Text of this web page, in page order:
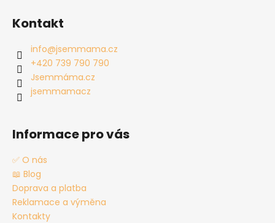
Kontakt
info@jsemmama.cz
+420 739 790 790
Jsemmáma.cz
jsemmamacz
Informace pro vás
✅ O nás
📖 Blog
Doprava a platba
Reklamace a výměna
Kontakty